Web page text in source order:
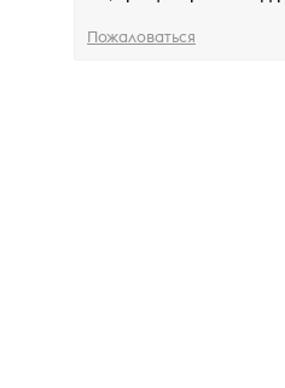
Пожаловаться